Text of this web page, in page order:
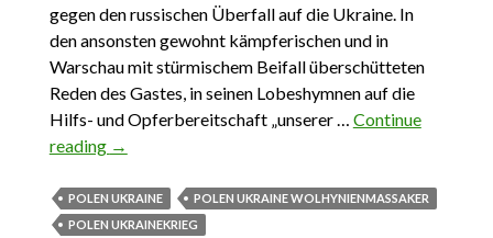
gegen den russischen Überfall auf die Ukraine. In
den ansonsten gewohnt kämpferischen und in
Warschau mit stürmischem Beifall überschütteten
Reden des Gastes, in seinen Lobeshymnen auf die
Hilfs- und Opferbereitschaft „unserer … Continue
reading 11.04.2023. Putins Morden macht den
→
POLEN UKRAINE
POLEN UKRAINE WOLHYNIENMASSAKER
POLEN UKRAINEKRIEG